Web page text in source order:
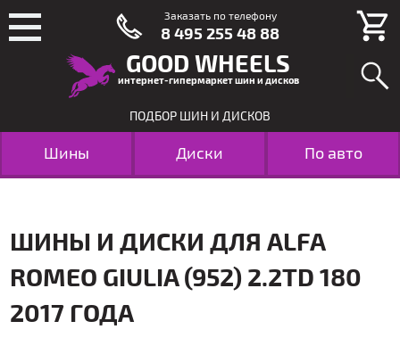
GOOD WHEELS
интернет-гипермаркет шин и дисков
ПОДБОР ШИН И ДИСКОВ
Шины Диски По авто
ШИНЫ И ДИСКИ ДЛЯ ALFA
ROMEO GIULIA (952) 2.2TD 180
2017 ГОДА
Заказать по телефону
8 495 255 48 88